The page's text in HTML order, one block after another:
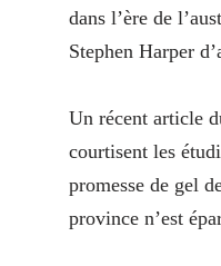
dans l’ère de
Stephen Harper
Un récent article
courtisent les
promesse de gel
province n’est